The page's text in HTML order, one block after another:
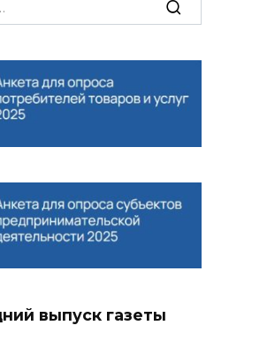
выпуск газеты